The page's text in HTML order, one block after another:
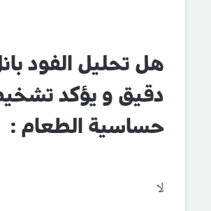
هل تحليل الفود
دقيق و يؤكد
حساسية الطعام :
لا